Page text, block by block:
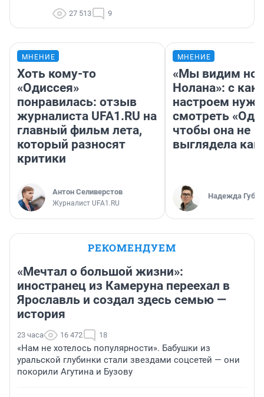
27 513 9
МНЕНИЕ
Хоть кому-то
«Одиссея»
понравилась: отзыв
журналиста UFA1.RU на
главный фильм лета,
который разносят
критики
Антон Селиверстов
Журналист UFA1.RU
МНЕНИЕ
«Мы видим
Нолана»: с
настроем
смотреть
чтобы она не
выглядела как
Надежда
РЕКОМЕНДУЕМ
«Мечтал о большой жизни»:
иностранец из Камеруна переехал в
Ярославль и создал здесь семью —
история
23 часа 16 472 18
«Нам не хотелось популярности». Бабушки из
уральской глубинки стали звездами соцсетей — они
покорили Агутина и Бузову